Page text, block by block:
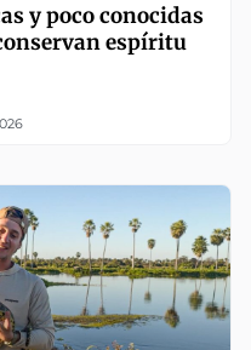
y poco conocidas
espíritu